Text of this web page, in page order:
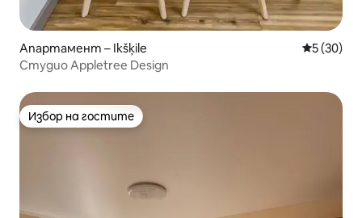
Апартамент – Ikšķile Средна
5 (30)
Студио Appletree Design
Избор на гостите
Избор на гостите